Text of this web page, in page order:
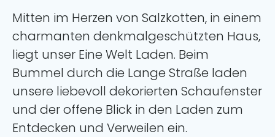
Mitten im Herzen von Salzkotten, in einem
charmanten denkmalgeschützten Haus,
liegt unser Eine Welt Laden. Beim
Bummel durch die Lange Straße laden
unsere liebevoll dekorierten Schaufenster
und der offene Blick in den Laden zum
Entdecken und Verweilen ein.